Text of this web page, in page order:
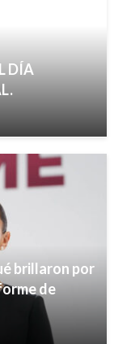
DÍA
brillaron por
de